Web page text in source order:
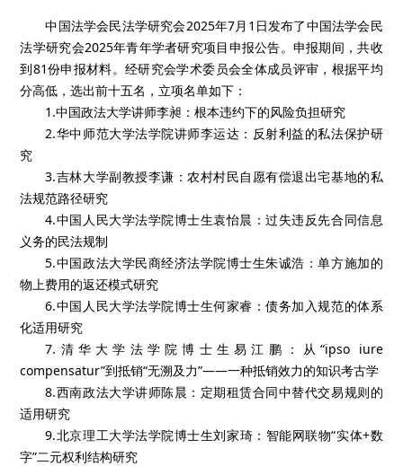
中国法学会民法学研究会2025年7月1日发布了中国法学会民
法学研究会2025年青年学者研究项目申报公告。申报期间，共收
到81份申报材料。经研究会学术委员会全体成员评审，根据平均
分高低，选出前十五名，立项名单如下：
1.中国政法大学讲师李昶：根本违约下的风险负担研究
2.华中师范大学法学院讲师李运达：反射利益的私法保护研
究
3.吉林大学副教授李谦：农村村民自愿有偿退出宅基地的私
法规范路径研究
4.中国人民大学法学院博士生袁怡晨：过失违反先合同信息
义务的民法规制
5.中国政法大学民商经济法学院博士生朱诚浩：单方施加的
物上费用的返还模式研究
6.中国人民大学法学院博士生何家睿：债务加入规范的体系
化适用研究
7.清华大学法学院博士生易江鹏：从“ipso iure
compensatur”到抵销“无溯及力”——一种抵销效力的知识考古学
8.西南政法大学讲师陈晨：定期租赁合同中替代交易规则的
适用研究
9.北京理工大学法学院博士生刘家琦：智能网联物“实体+数
字”二元权利结构研究